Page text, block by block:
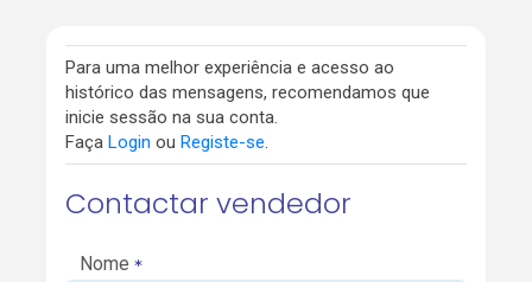
Para uma melhor experiência e acesso ao
histórico das mensagens, recomendamos que
inicie sessão na sua conta.
Faça Login ou Registe-se.
Contactar vendedor
Nome